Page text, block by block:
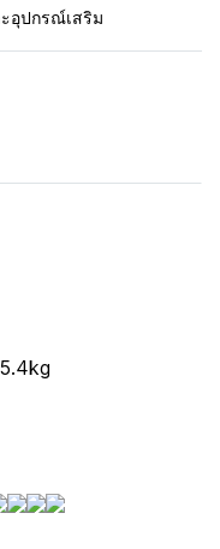
อุปกรณ์เสริม